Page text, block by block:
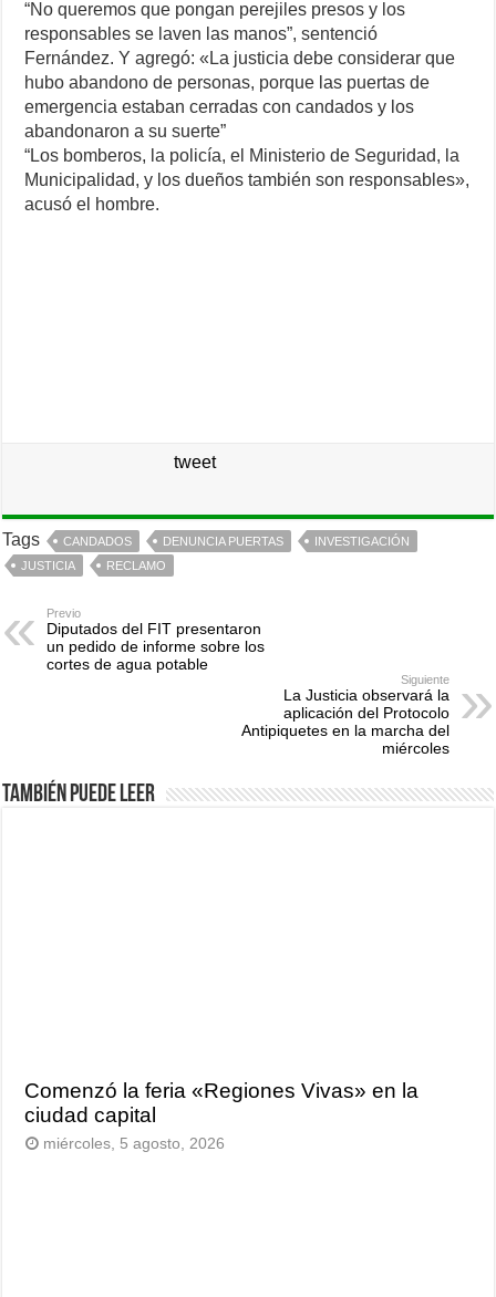
“No queremos que pongan perejiles presos y los
responsables se laven las manos”, sentenció
Fernández. Y agregó: «La justicia debe considerar que
hubo abandono de personas, porque las puertas de
emergencia estaban cerradas con candados y los
abandonaron a su suerte”
“Los bomberos, la policía, el Ministerio de Seguridad, la
Municipalidad, y los dueños también son responsables»,
acusó el hombre.
tweet
Tags CANDADOS DENUNCIA PUERTAS
INVESTIGACIÓN
JUSTICIA
RECLAMO
Previo
Diputados del FIT presentaron
un pedido de informe sobre los
cortes de agua potable
Siguiente
La Justicia observará la
aplicación del Protocolo
Antipiquetes en la marcha del
miércoles
También puede leer
Comenzó la feria «Regiones Vivas» en la
ciudad capital
miércoles, 5 agosto, 2026